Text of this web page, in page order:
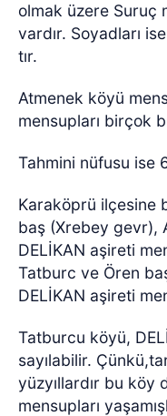
olmak üzere Suruç
vardır. Soyadları
tır.
Atmenek köyü
mensupları birçok
Tahmini nüfusu ise
Karaköprü ilçesine
baş (Xrebey gevr),
DELİKAN aşireti
Tatburc ve Ören
DELİKAN aşireti
Tatburcu köyü,
sayılabilir.
yüzyıllardır bu köy
mensupları